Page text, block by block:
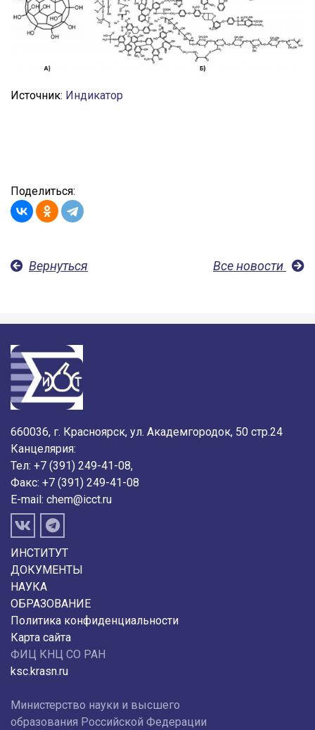
Источник: Индикатор
Поделиться:
Вернуться Все новости
660036, г. Красноярск, ул. Академгородок, 50 стр.24
Канцелярия:
Тел: +7 (391) 249-41-08,
Факс: +7 (391) 249-41-08
E-mail: chem@icct.ru
ИНСТИТУТ
ДОКУМЕНТЫ
НАУКА
ОБРАЗОВАНИЕ
Политика конфиденциальности
Карта сайта
ФИЦ КНЦ СО РАН
ksc.krasn.ru
Министерство науки и высшего
образования Российской Федерации